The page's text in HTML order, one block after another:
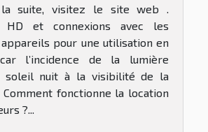
suite, visitez le site web .
HD et connexions avec les
pour une utilisation en
l’incidence de la lumière
soleil nuit à la visibilité de la
fonctionne la location
?...